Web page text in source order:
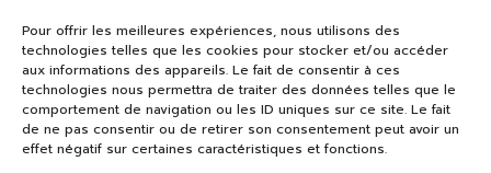
Pour offrir les meilleures expériences, nous utilisons des
technologies telles que les cookies pour stocker et/ou accéder
aux informations des appareils. Le fait de consentir à ces
technologies nous permettra de traiter des données telles que le
comportement de navigation ou les ID uniques sur ce site. Le fait
de ne pas consentir ou de retirer son consentement peut avoir un
effet négatif sur certaines caractéristiques et fonctions.